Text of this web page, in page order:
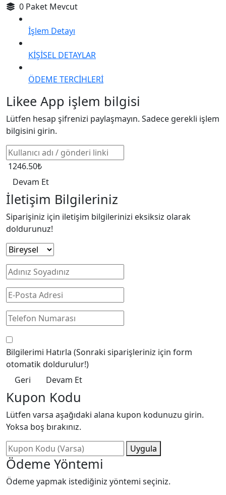
0 Paket Mevcut
İşlem Detayı
KİŞİSEL DETAYLAR
ÖDEME TERCİHLERİ
Likee App işlem bilgisi
Lütfen hesap şifrenizi paylaşmayın. Sadece gerekli işlem
bilgisini girin.
1246.50₺
Devam Et
İletişim Bilgileriniz
Siparişiniz için iletişim bilgilerinizi eksiksiz olarak
doldurunuz!
Bilgilerimi Hatırla (Sonraki siparişleriniz için form
otomatik doldurulur!)
Geri
Devam Et
Kupon Kodu
Lütfen varsa aşağıdaki alana kupon kodunuzu girin.
Yoksa boş bırakınız.
Uygula
Ödeme Yöntemi
Ödeme yapmak istediğiniz yöntemi seçiniz.